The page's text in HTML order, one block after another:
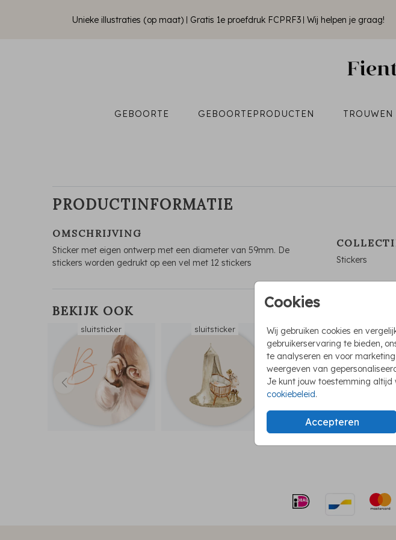
Unieke illustraties (op maat) Gratis 1e proefdruk FCPRF3 Wij helpen je graag!
GEBOORTE GEBOORTEPRODUCTEN TROUWEN
Cookies
Wij gebruiken cookies en
gebruikerservaring te bieden,
te analyseren en voor
weergeven van
Je kunt jouw toestemming altijd
cookiebeleid.
Accepteren
PRODUCTINFORMATIE
OMSCHRIJVING
Sticker met eigen ontwerp met een diameter van 59mm. De
stickers worden gedrukt op een vel met 12 stickers
Stickers
BEKIJK OOK
sluitsticker sluitsticker Sluitsticker